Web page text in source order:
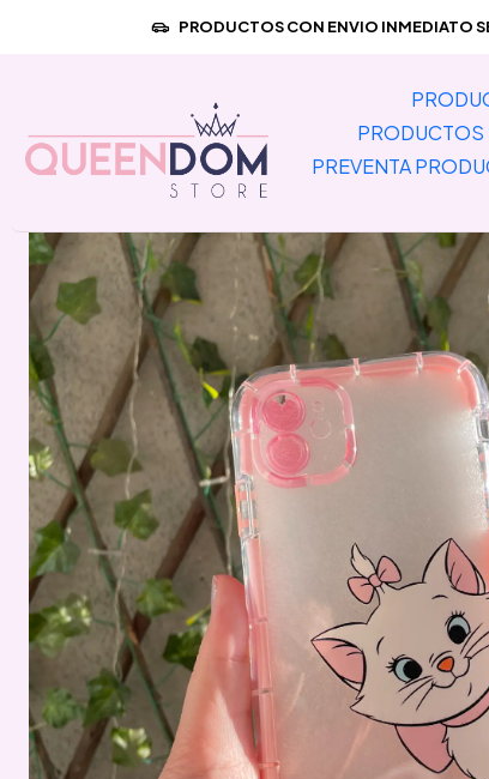
PRODUCTOS
PREVENTA
PRODUCTOS CON ENVIO INMEDIATO
Inicio PREVENTA